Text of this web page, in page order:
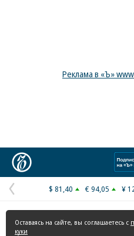
Реклама в «Ъ»
Предыдущая
страница
$ 81,40 € 94,05 ¥
Оставаясь на сайте, вы соглашаетесь с
куки